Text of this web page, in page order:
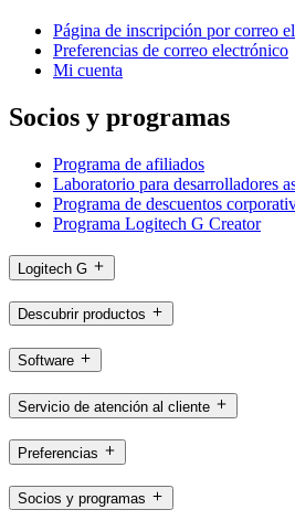
Página de inscripción por correo
Preferencias de correo electrónico
Mi cuenta
Socios y programas
Programa de afiliados
Laboratorio para desarrolladores
Programa de descuentos
Programa Logitech G Creator
Logitech G
Descubrir productos
Software
Servicio de atención al cliente
Preferencias
Socios y programas